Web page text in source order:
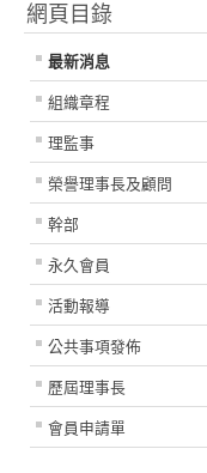
網頁目錄
最新消息
組織章程
理監事
榮譽理事長及顧問
幹部
永久會員
活動報導
公共事項發佈
歷屆理事長
會員申請單